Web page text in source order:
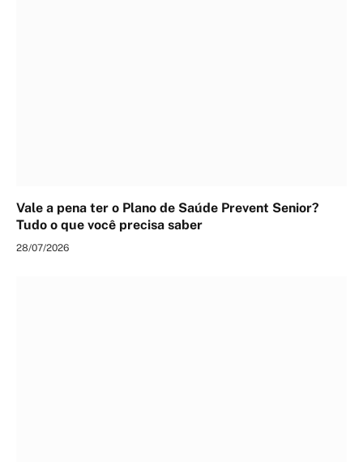
Vale a pena ter o Plano de Saúde Prevent Senior?
Tudo o que você precisa saber
28/07/2026